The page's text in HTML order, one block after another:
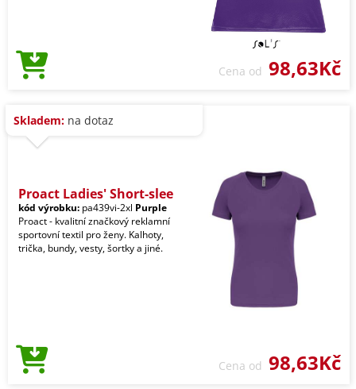
Cena od 98,63Kč
Skladem: na dotaz
Proact Ladies' Short-slee
kód výrobku: pa439vi-2xl Purple
Proact - kvalitní značkový reklamní
sportovní textil pro ženy. Kalhoty,
trička, bundy, vesty, šortky a jiné.
Cena od 98,63Kč